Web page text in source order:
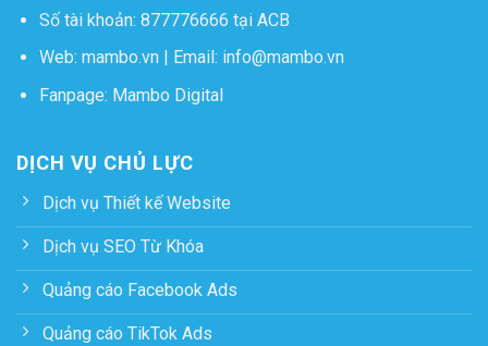
Số tài khoản: 877776666 tại ACB
Web: mambo.vn| Email: info@mambo.vn
Fanpage: Mambo Digital
DỊCH VỤ CHỦ LỰC
Dịch vụ Thiết kế Website
Dịch vụ SEO Từ Khóa
Quảng cáo Facebook Ads
Quảng cáo TikTok Ads